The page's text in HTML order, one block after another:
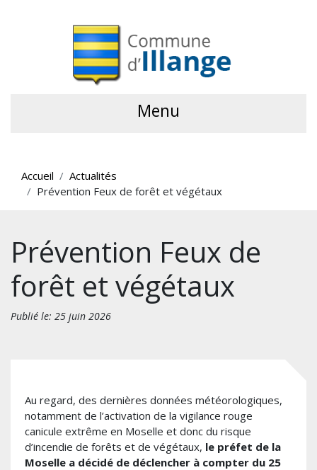
Menu
Accueil
Actualités
Prévention Feux de forêt et végétaux
Prévention Feux de
forêt et végétaux
Publié le: 25 juin 2026
Au regard, des dernières données météorologiques,
notamment de l’activation de la vigilance rouge
canicule extrême en Moselle et donc du risque
d’incendie de forêts et de végétaux, le préfet de la
Moselle a décidé de déclencher à compter du 25